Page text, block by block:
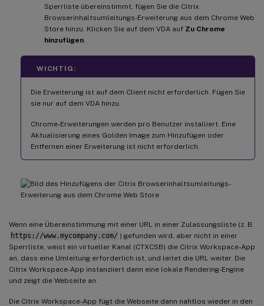
Sperrliste übereinstimmt, fügen Sie die Citrix
Browserinhaltsumleitungs-Erweiterung aus dem Chrome Web
Store hinzu. Klicken Sie auf dem VDA auf Zu Chrome
hinzufügen
WICHTIG:
Die Erweiterung ist auf dem Client nicht erforderlich. Fügen Sie
sie nur auf dem VDA hinzu.
Chrome-Erweiterungen werden pro Benutzer installiert. Eine
Aktualisierung eines Golden Image zum Hinzufügen oder
Entfernen einer Erweiterung ist nicht erforderlich.
Wenn eine Übereinstimmung mit einer URL in einer Zulassungsliste (z. B.
https://www.mycompany.com/ ) gefunden wird, aber nicht in einer
Sperrliste, weist ein virtueller Kanal (CTXCSB) die Citrix Workspace-App
an, dass eine Umleitung erforderlich ist, und leitet die URL weiter. Die
Citrix Workspace-App instanziiert dann eine lokale Rendering-Engine
und zeigt die Webseite an.
Die Citrix Workspace-App fügt die Webseite dann nahtlos wieder in den